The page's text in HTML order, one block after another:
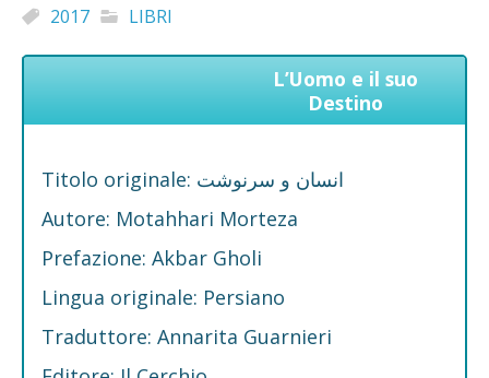
2017 LIBRI
L’Uomo e il suo
Destino
Titolo originale: انسان و سرنوشت
Autore: Motahhari Morteza
Prefazione: Akbar Gholi
Lingua originale: Persiano
Traduttore: Annarita Guarnieri